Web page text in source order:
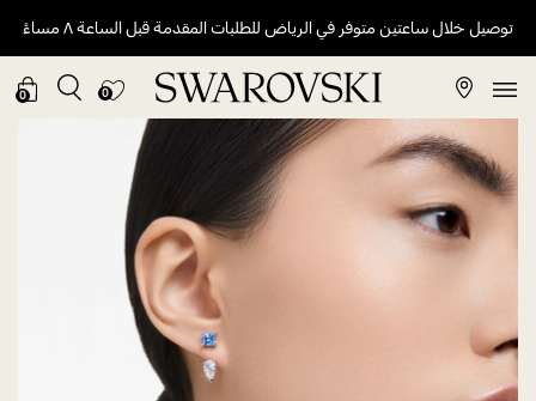
توصيل خلال ساعتين متوفر في الرياض للطلبات المقدمة قبل الساعة ٨ مساءً
0
0